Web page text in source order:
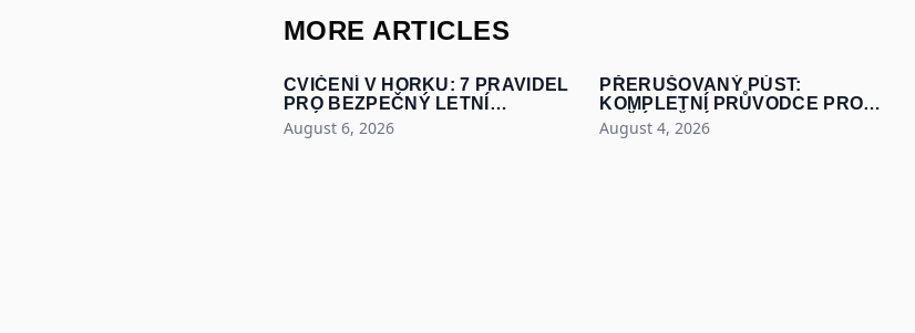
MORE ARTICLES
CVIČENÍ V HORKU: 7 PRAVIDEL
PRO BEZPEČNÝ LETNÍ
TRÉNINK
August 6, 2026
PŘERUŠOVANÝ PŮST:
KOMPLETNÍ PRŮVODCE PRO
ZAČÁTEČNÍKY
August 4, 2026